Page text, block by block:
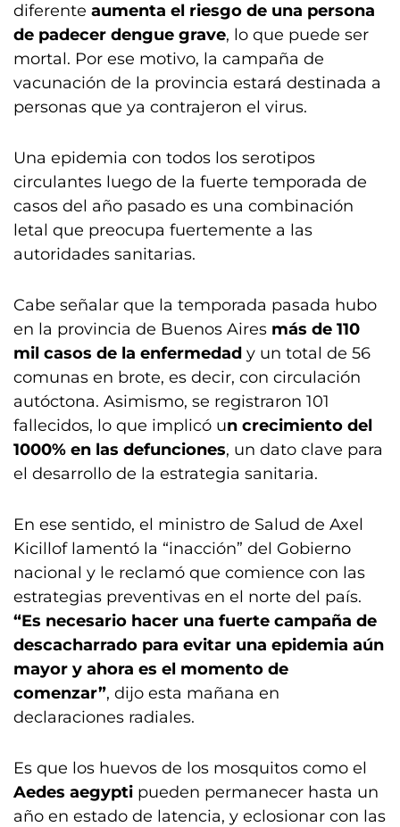
diferente aumenta el riesgo de una persona
de padecer dengue grave, lo que puede ser
mortal. Por ese motivo, la campaña de
vacunación de la provincia estará destinada a
personas que ya contrajeron el virus.
Una epidemia con todos los serotipos
circulantes luego de la fuerte temporada de
casos del año pasado es una combinación
letal que preocupa fuertemente a las
autoridades sanitarias.
Cabe señalar que la temporada pasada hubo
en la provincia de Buenos Aires más de 110
mil casos de la enfermedad y un total de 56
comunas en brote, es decir, con circulación
autóctona. Asimismo, se registraron 101
fallecidos, lo que implicó un crecimiento del
1000% en las defunciones, un dato clave para
el desarrollo de la estrategia sanitaria.
En ese sentido, el ministro de Salud de Axel
Kicillof lamentó la “inacción” del Gobierno
nacional y le reclamó que comience con las
estrategias preventivas en el norte del país.
“Es necesario hacer una fuerte campaña de
descacharrado para evitar una epidemia aún
mayor y ahora es el momento de
comenzar”, dijo esta mañana en
declaraciones radiales.
Es que los huevos de los mosquitos como el
Aedes aegypti pueden permanecer hasta un
año en estado de latencia, y eclosionar con las